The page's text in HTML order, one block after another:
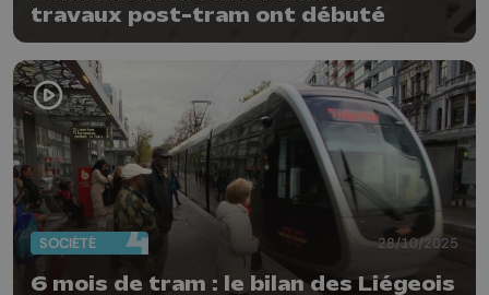
travaux post-tram ont débuté
SOCIÉTÉ 28/10/2025
6 mois de tram : le bilan des Liégeois